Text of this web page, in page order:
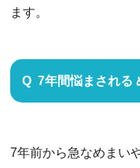
ます。
7年間悩まされる
7年前から急なめまい